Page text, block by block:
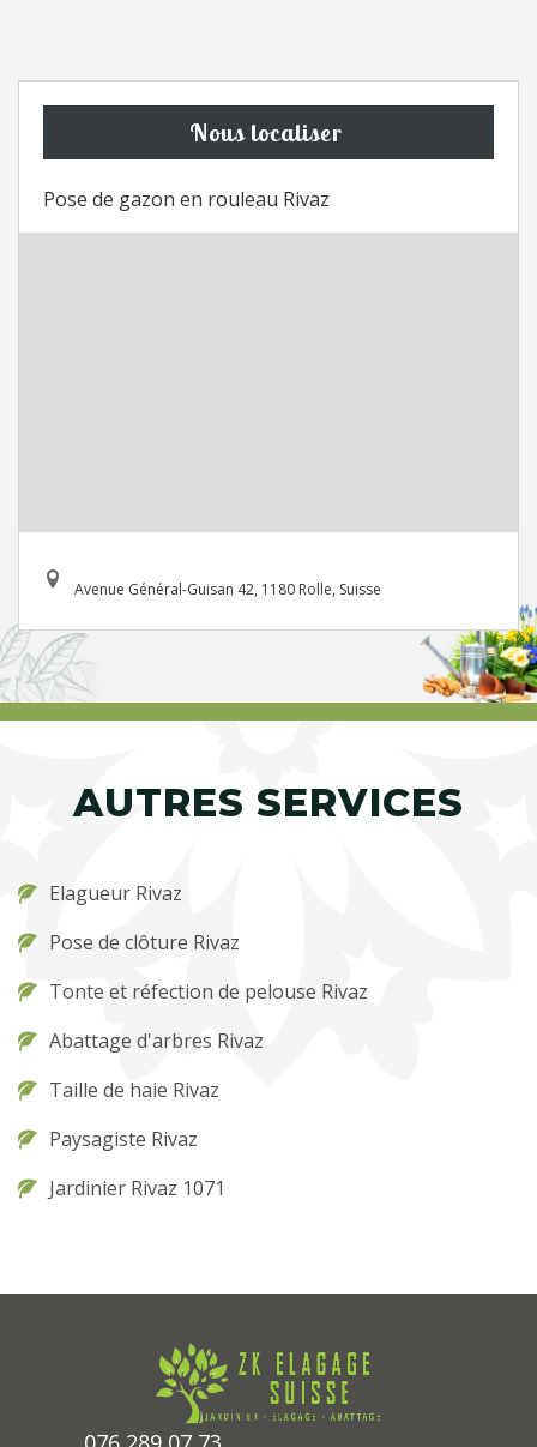
Nous localiser
Pose de gazon en rouleau Rivaz
Avenue Général-Guisan 42, 1180 Rolle, Suisse
AUTRES SERVICES
Elagueur Rivaz
Pose de clôture Rivaz
Tonte et réfection de pelouse Rivaz
Abattage d'arbres Rivaz
Taille de haie Rivaz
Paysagiste Rivaz
Jardinier Rivaz 1071